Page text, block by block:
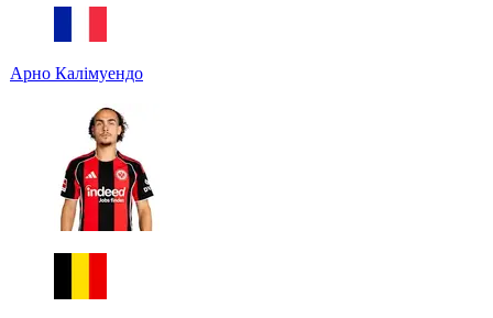
Арно Калімуендо